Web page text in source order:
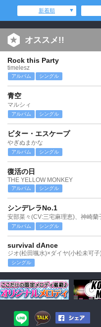
新着順
オススメ!!
Rock this Party
timelesz
アルバム シングル
青空
マルシィ
アルバム シングル
ビター・エスケープ
やぎぬまかな
アルバム シングル
復活の日
THE YELLOW MONKEY
アルバム シングル
シンデレラNo.1
アルバム シングル
survival dAnce
ジオ(松田颯水)×ダイヤ(小松未可子
シングル